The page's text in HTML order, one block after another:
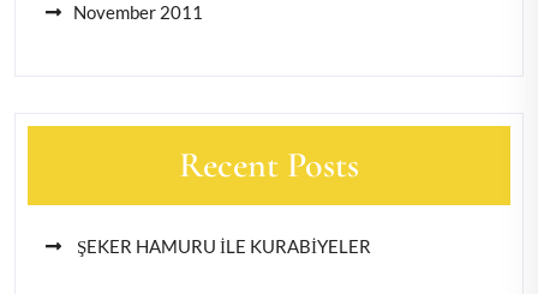
November 2011
Recent Posts
ŞEKER HAMURU İLE KURABİYELER